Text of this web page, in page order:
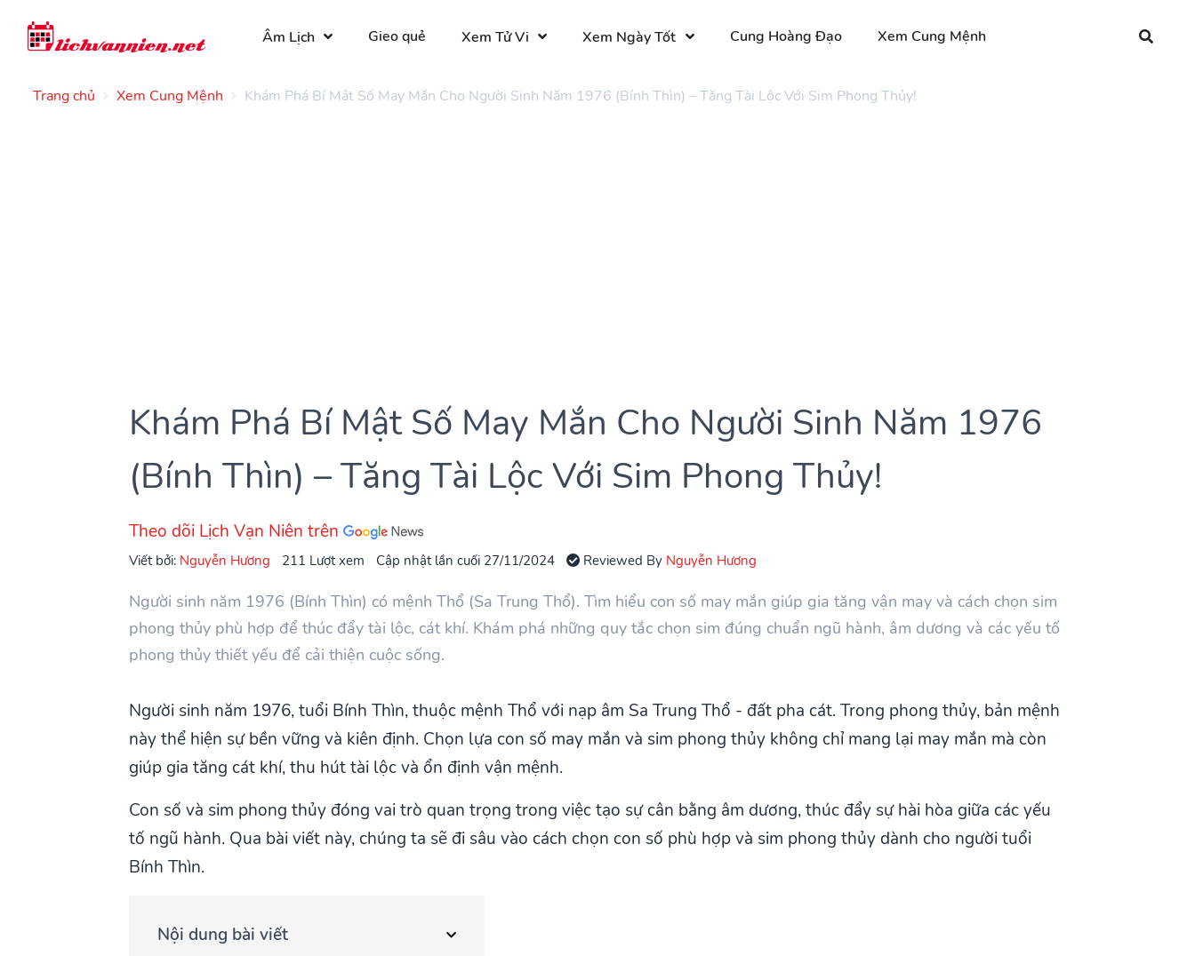
Âm Lịch Gieo quẻ Xem Tử Vi Xem Ngày Tốt Cung Hoàng Đạo Xem Cung Mệnh
Trang chủ Xem Cung Mệnh Khám Phá Bí Mật Số May Mắn Cho Người Sinh Năm 1976 (Bính Thìn) – Tăng Tài Lộc Với Sim Phong Thủy!
Khám Phá Bí Mật Số May Mắn Cho Người Sinh Năm 1976
(Bính Thìn) – Tăng Tài Lộc Với Sim Phong Thủy!
Theo dõi Lịch Vạn Niên trên
Viết bởi: Nguyễn Hương 211 Lượt xem Cập nhật lần cuối 27/11/2024 Reviewed By Nguyễn Hương
Người sinh năm 1976 (Bính Thìn) có mệnh Thổ (Sa Trung Thổ). Tìm hiểu con số may mắn giúp gia tăng vận may và cách chọn sim
phong thủy phù hợp để thúc đẩy tài lộc, cát khí. Khám phá những quy tắc chọn sim đúng chuẩn ngũ hành, âm dương và các yếu tố
phong thủy thiết yếu để cải thiện cuộc sống.
Người sinh năm 1976, tuổi Bính Thìn, thuộc mệnh Thổ với nạp âm Sa Trung Thổ - đất pha cát. Trong phong thủy, bản mệnh
này thể hiện sự bền vững và kiên định. Chọn lựa con số may mắn và sim phong thủy không chỉ mang lại may mắn mà còn
giúp gia tăng cát khí, thu hút tài lộc và ổn định vận mệnh.
Con số và sim phong thủy đóng vai trò quan trọng trong việc tạo sự cân bằng âm dương, thúc đẩy sự hài hòa giữa các yếu
tố ngũ hành. Qua bài viết này, chúng ta sẽ đi sâu vào cách chọn con số phù hợp và sim phong thủy dành cho người tuổi
Bính Thìn.
Nội dung bài viết